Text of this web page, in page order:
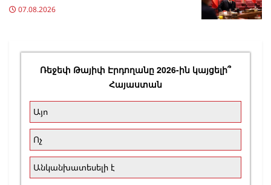
07.08.2026
Ռեջեփ Թայիփ Էրդողանը 2026-ին կայցելի՞
Հայաստան
Այո
Ոչ
Անկանխատեսելի է